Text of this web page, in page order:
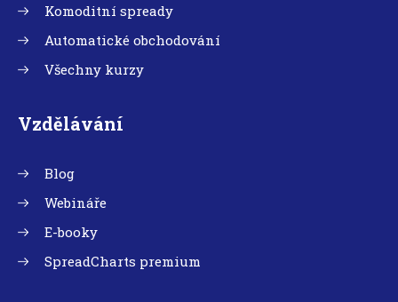
Komoditní spready
Automatické obchodování
Všechny kurzy
Vzdělávání
Blog
Webináře
E-booky
SpreadCharts premium